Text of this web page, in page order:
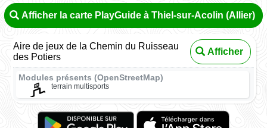
Afficher la carte PlayGuide à Thiel-sur-Acolin (Allier)
Aire de jeux de la Chemin du Ruisseau
des Potiers
Afficher
Modules présents (OpenStreetMap)
terrain multisports